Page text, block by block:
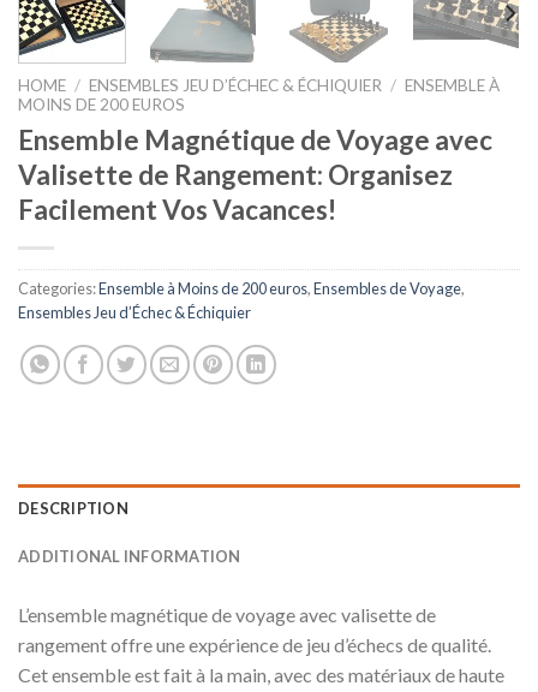
HOME / ENSEMBLES JEU D’ÉCHEC & ÉCHIQUIER / ENSEMBLE À
MOINS DE 200 EUROS
Ensemble Magnétique de Voyage avec
Valisette de Rangement: Organisez
Facilement Vos Vacances!
Categories:Ensemble à Moins de 200 euros,Ensembles de Voyage,
Ensembles Jeu d’Échec & Échiquier
DESCRIPTION
ADDITIONAL INFORMATION
L’ensemble magnétique de voyage avec valisette de
rangement offre une expérience de jeu d’échecs de qualité.
Cet ensemble est fait à la main, avec des matériaux de haute